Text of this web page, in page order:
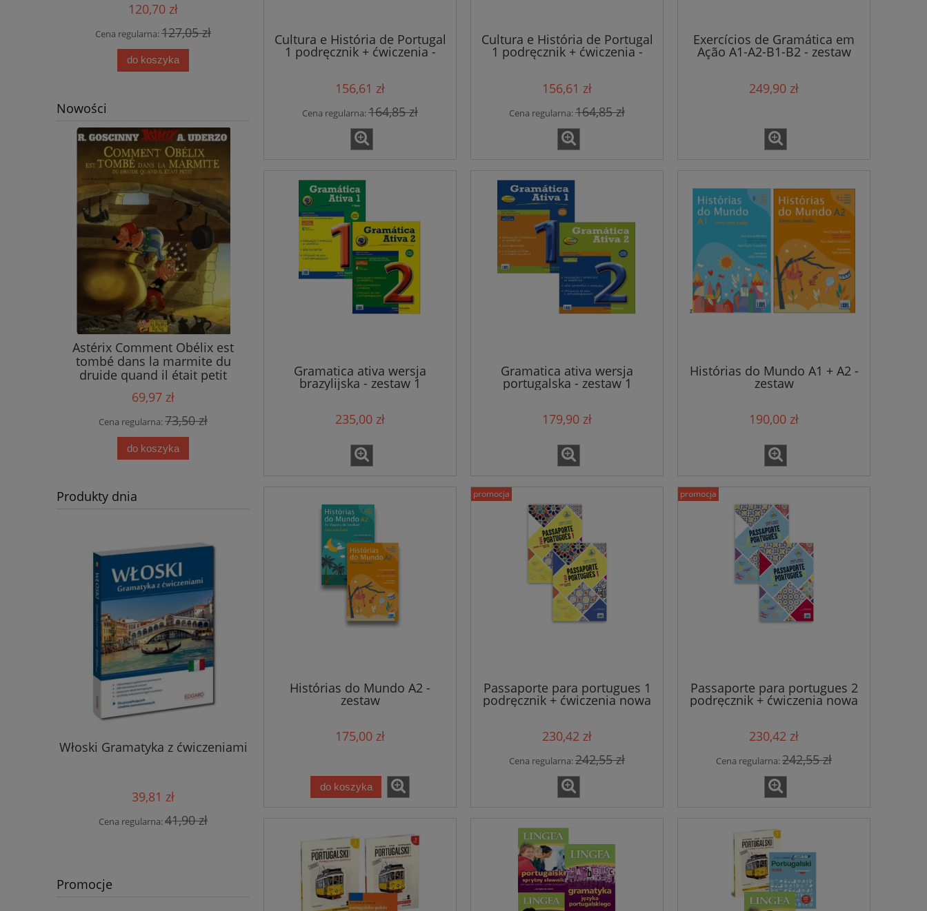
120,70 zł
Cena regularna:127,05 zł
do koszyka
Cena regularna: 109,90 zł
do koszyka
Cena regularna:178,40 zł
do koszyka
Cena regularna: 120,75 zł
do koszyka
Nowości
Astérix Comment Obélix est
tombé dans la marmite du
druide quand il était petit
69,97 zł
Cena regularna:73,50 zł
do koszyka
Produkty dnia
Włoski Gramatyka z ćwiczeniami
39,81 zł
Cena regularna:41,90 zł
Włoski Niezbędne zwroty i
39,81 zł
do koszyka
Hiszpański Niezbędne zwroty i
do koszyka
Włoski. Repetytorium leksykalno-
do koszyka
Promocje
Cultura e História de Portugal
1 podręcznik + ćwiczenia -
Poziom A2/B1
156,61 zł
Cena regularna:164,85 zł
Cultura e História de Portugal
1 podręcznik + ćwiczenia -
Poziom B2/C1B1
156,61 zł
Cena regularna:164,85 zł
Exercícios de Gramática em
Ação A1-A2-B1-B2 - zestaw
249,90 zł
Gramatica ativa wersja
brazylijska - zestaw 1
235,00 zł
Gramatica ativa wersja
portugalska - zestaw 1
179,90 zł
Histórias do Mundo A1 + A2 -
zestaw
190,00 zł
Histórias do Mundo A2 -
zestaw
175,00 zł
do koszyka
Passaporte para portugues 1
podręcznik + ćwiczenia nowa
230,42 zł
Cena regularna:242,55 zł
promocja
Passaporte para portugues 2
podręcznik + ćwiczenia nowa
230,42 zł
Cena regularna:242,55 zł
promocja